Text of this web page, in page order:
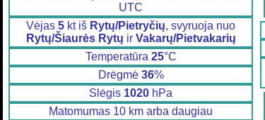
UTC
Vėjas 5 kt iš Rytų/Pietryčių, svyruoja nuo
Rytų/Šiaurės Rytų ir Vakarų/Pietvakarių
Temperatūra 25°C
Drėgmė 36%
Slėgis 1020 hPa
Matomumas 10 km arba daugiau